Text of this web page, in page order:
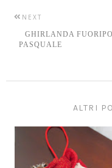
NEXT
GHIRLANDA
PASQUALE
ALTRI